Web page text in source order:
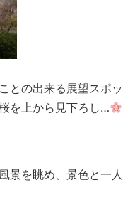
との出来る展望スポッ
を上から見下ろし…
景を眺め、景色と一人